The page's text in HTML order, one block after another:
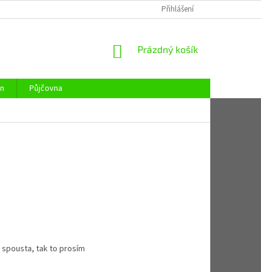
KONTAKTY
Přihlášení
NÁKUPNÍ
Prázdný košík
Půjčovna
spousta, tak to prosím